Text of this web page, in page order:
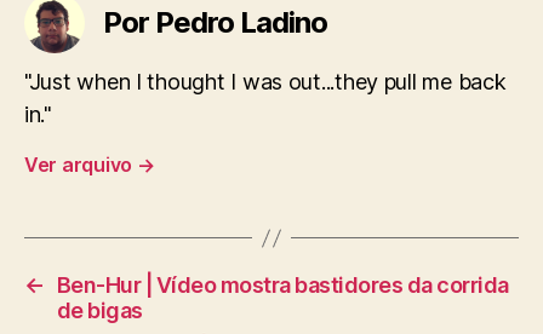
Por Pedro Ladino
"Just when I thought I was out...they pull me back
in."
Ver arquivo →
←
Ben-Hur | Vídeo mostra bastidores da corrida
de bigas